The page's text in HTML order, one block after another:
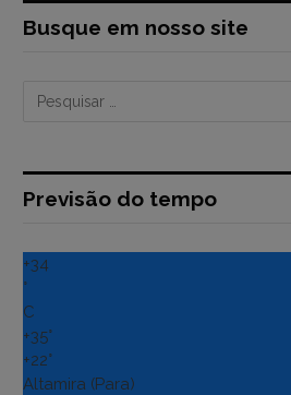
Busque em nosso site
Previsão do tempo
+34
°
C
+35°
+22°
Altamira (Para)